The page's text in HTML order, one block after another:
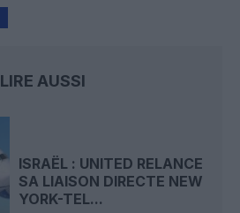
LIRE AUSSI
ISRAËL : UNITED RELANCE
SA LIAISON DIRECTE NEW
YORK-TEL...